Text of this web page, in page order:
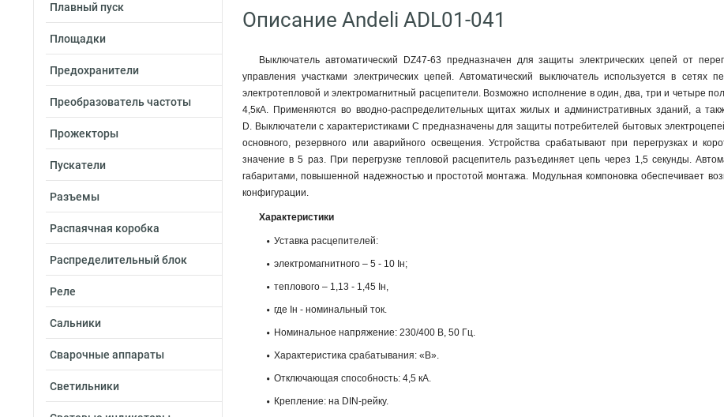
Плавный пуск
Площадки
Предохранители
Преобразователь частоты
Прожекторы
Пускатели
Разъемы
Распаячная коробка
Распределительный блок
Реле
Сальники
Сварочные аппараты
Светильники
Описание Andeli ADL01-041
Выключатель автоматический DZ47-63 предназначен для защиты электрических цепей от
управления участками электрических цепей. Автоматический выключатель используется в
электротепловой и электромагнитный расцепители. Возможно исполнение в один, два, три и четыре
4,5кА. Применяются во вводно-распределительных щитах жилых и административных зданий, а
D. Выключатели с характеристиками C предназначены для защиты потребителей бытовых
основного, резервного или аварийного освещения. Устройства срабатывают при перегрузках и
значение в 5 раз. При перегрузке тепловой расцепитель разъединяет цепь через 1,5 секунды.
габаритами, повышенной надежностью и простотой монтажа. Модульная компоновка обеспечивает
конфигурации.
Характеристики
Уставка расцепителей:
электромагнитного – 5 - 10 Iн;
теплового – 1,13 - 1,45 Iн,
где Iн - номинальный ток.
Номинальное напряжение: 230/400 В, 50 Гц.
Характеристика срабатывания: «В».
Отключающая способность: 4,5 кА.
Крепление: на DIN-рейку.